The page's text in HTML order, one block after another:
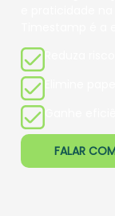
FALAR